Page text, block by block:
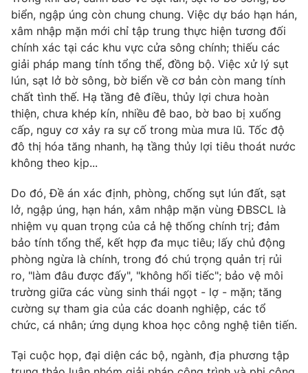
Cơ quan chủ quản:Đài Truyền hình Việt Nam
Cơ quan báo chí:
Thời báo VTV
Giấy phép hoạt động báo in và báo điện tử số 483/GP-BTTTT
cấp ngày 29/12/2023
Tổng Biên tập:Vũ Thanh Thủy
Phó Tổng Biên tập:Nguyễn Thị Mỹ Hạnh, Phạm Quốc Thắng,
Nguyễn Trọng Ninh
Tổng đài VTV:024.38 355 931 - 024.38 355 932
Email:toasoan@vtv.vn
Liên hệ quảng cáo:
024-7300.7108
biển, ngập úng còn chung chung. Việc dự báo hạn hán,
xâm nhập mặn mới chỉ tập trung thực hiện tương đối
chính xác tại các khu vực cửa sông chính; thiếu các
giải pháp mang tính tổng thể, đồng bộ. Việc xử lý sụt
lún, sạt lở bờ sông, bờ biển về cơ bản còn mang tính
chất tình thế. Hạ tầng đê điều, thủy lợi chưa hoàn
thiện, chưa khép kín, nhiều đê bao, bờ bao bị xuống
cấp, nguy cơ xảy ra sự cố trong mùa mưa lũ. Tốc độ
đô thị hóa tăng nhanh, hạ tầng thủy lợi tiêu thoát nước
không theo kịp...
Do đó, Đề án xác định, phòng, chống sụt lún đất, sạt
lở, ngập úng, hạn hán, xâm nhập mặn vùng ĐBSCL là
nhiệm vụ quan trọng của cả hệ thống chính trị; đảm
bảo tính tổng thể, kết hợp đa mục tiêu; lấy chủ động
phòng ngừa là chính, trong đó chú trọng quản trị rủi
ro, "làm đâu được đấy", "không hối tiếc"; bảo vệ môi
trường giữa các vùng sinh thái ngọt - lợ - mặn; tăng
cường sự tham gia của các doanh nghiệp, các tổ
chức, cá nhân; ứng dụng khoa học công nghệ tiên tiến.
Tại cuộc họp, đại diện các bộ, ngành, địa phương tập